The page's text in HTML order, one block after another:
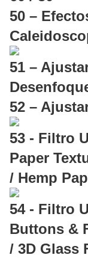
50 –
51 –
52 –
53 - Filtro
Paper
/ Hemp
54 - Filtro
Buttons &
/ 3D Glass